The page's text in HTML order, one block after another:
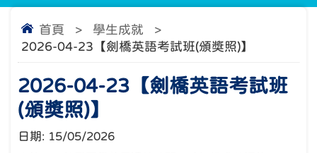
首頁 > 學生成就
>
2026-04-23【劍橋英語考試班(頒獎照)】
2026-04-23【劍橋英語考試班
(頒獎照)】
日期: 15/05/2026